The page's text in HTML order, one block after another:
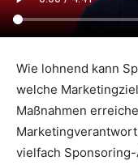
Wie lohnend kann
welche
Maßnahmen
vielfach